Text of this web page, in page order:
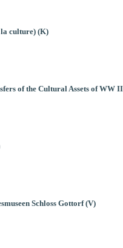
la culture) (K)
of the Cultural Assets of WW
Schloss Gottorf (V)